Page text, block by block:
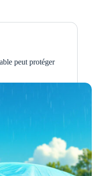
peut protéger